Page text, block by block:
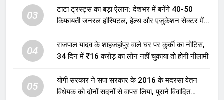
03
टाटा ट्रस्ट्स का बड़ा ऐलान: देशभर में बनेंगे 40-50
किफायती जनरल हॉस्पिटल, हेल्थ और एजुकेशन सेक्टर में
04
राजपाल यादव के शाहजहांपुर वाले घर पर कुर्की का नोटिस,
34 दिन में ₹16 करोड़ का लोन नहीं चुकाया तो होगी नीलामी
05
योगी सरकार ने सपा सरकार के 2016 के मदरसा वेतन
विधेयक को दोनों सदनों से वापस लिया, पुराने विवादित